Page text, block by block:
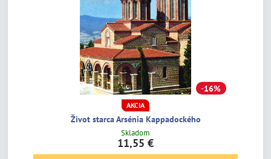
16%
AKCIA
Život starca Arsénia Kappadockého
Skladom
11,55 €